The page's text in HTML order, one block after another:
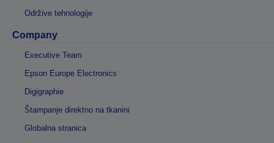
Održive tehnologije
Company
Executive Team
Epson Europe Electronics
Digigraphie
Štampanje direktno na tkanini
Globalna stranica